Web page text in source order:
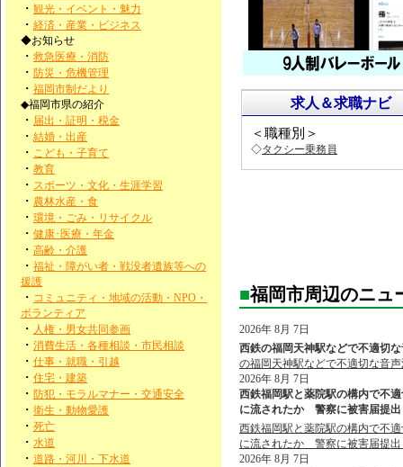
・ 観光・イベント・魅力
・ 経済・産業・ビジネス
◆お知らせ
・ 救急医療・消防
・ 防災・危機管理
・ 福岡市制だより
◆福岡市県の紹介
・ 届出・証明・税金
・ 結婚・出産
・ こども・子育て
・ 教育
・ スポーツ・文化・生涯学習
・ 農林水産・食
・ 環境・ごみ・リサイクル
・ 健康･医療・年金
・ 高齢・介護
・ 福祉・障がい者・戦没者遺族等への
援護
・ コミュニティ・地域の活動・NPO・
ボランティア
・ 人権・男女共同参画
・ 消費生活・各種相談・市民相談
・ 仕事・就職・引越
・ 住宅・建築
・ 防犯・モラルマナー・交通安全
・ 衛生・動物愛護
・ 死亡
・ 水道
・ 道路・河川・下水道
求人＆求職ナビ
＜職種別＞
◇タクシー乗務員
■福岡市周辺のニュ
2026年 8月 7日
西鉄の福岡天神駅などで不適切
の福岡天神駅などで不適切な音
2026年 8月 7日
西鉄福岡駅と薬院駅の構内で不
に流されたか 警察に被害届提出
西鉄福岡駅と薬院駅の構内で不
に流されたか 警察に被害届提出
2026年 8月 7日